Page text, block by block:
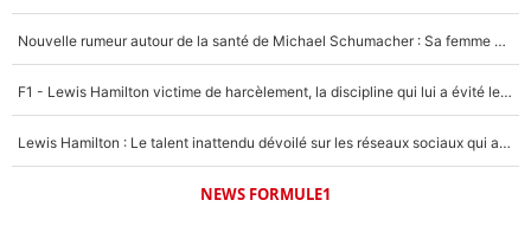
Nouvelle rumeur autour de la santé de Michael Schumacher : Sa femme Corinna sort du silence
F1 - Lewis Hamilton victime de harcèlement, la discipline qui lui a évité le pire : «J'aurais probablement mal tourné»
Lewis Hamilton : Le talent inattendu dévoilé sur les réseaux sociaux qui a impressionné Kim Kardashian pendant leurs vacances en amoureux !
NEWS FORMULE1